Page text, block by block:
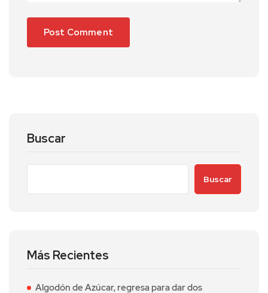
Buscar
Buscar
Más Recientes
Algodón de Azúcar, regresa para dar dos